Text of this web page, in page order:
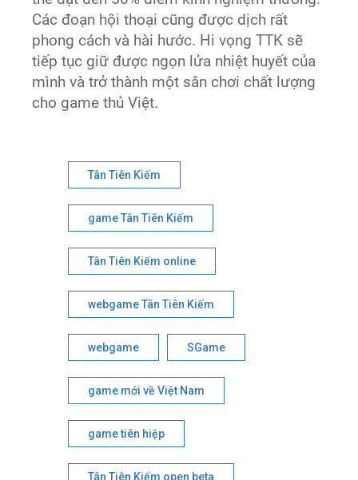
Các đoạn hội thoại cũng được dịch rất
phong cách và hài hước. Hi vọng TTK sẽ
tiếp tục giữ được ngọn lửa nhiệt huyết của
mình và trở thành một sân chơi chất lượng
cho game thủ Việt.
Tân Tiên Kiếm
game Tân Tiên Kiếm
Tân Tiên Kiếm online
webgame Tân Tiên Kiếm
webgame SGame
game mới về Việt Nam
game tiên hiệp
Tân Tiên Kiếm open beta